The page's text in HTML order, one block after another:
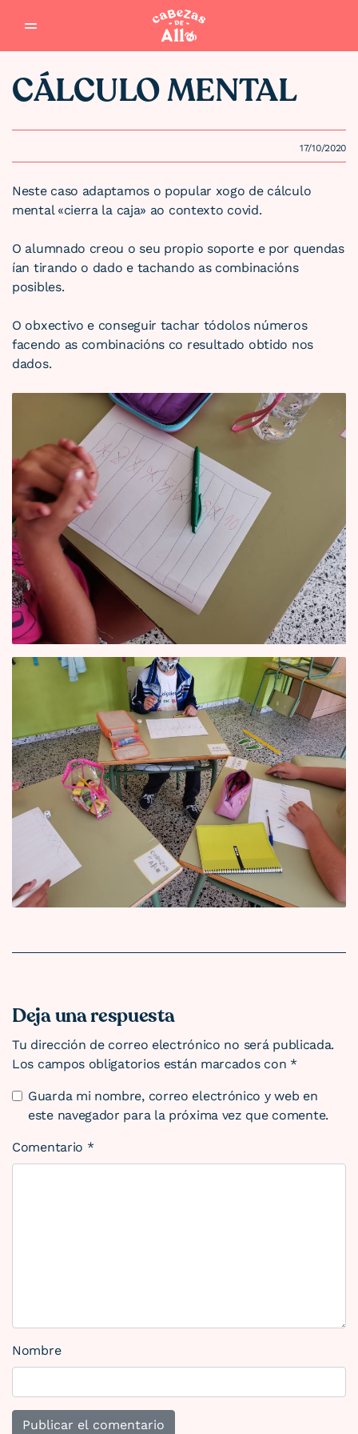
CÁLCULO MENTAL
17/10/2020
Neste caso adaptamos o popular xogo de cálculo
mental «cierra la caja» ao contexto covid.
O alumnado creou o seu propio soporte e por quendas
ían tirando o dado e tachando as combinacións
posibles.
O obxectivo e conseguir tachar tódolos números
facendo as combinacións co resultado obtido nos
dados.
Deja una respuesta
Tu dirección de correo electrónico no será publicada.
Los campos obligatorios están marcados con *
Guarda mi nombre, correo electrónico y web en
este navegador para la próxima vez que comente.
Comentario *
Nombre